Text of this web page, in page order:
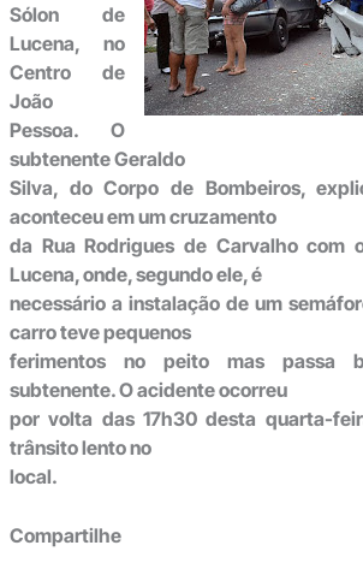
Sólon de
Lucena, no
Centro de
João
Pessoa. O
subtenente Geraldo
Silva, do Corpo de Bombeiros,
aconteceu em um cruzamento
da Rua Rodrigues de Carvalho com
Lucena, onde, segundo ele, é
necessário a instalação de um
carro teve pequenos
ferimentos no peito mas passa
subtenente. O acidente ocorreu
por volta das 17h30 desta quarta-
trânsito lento no
local.
Compartilhe